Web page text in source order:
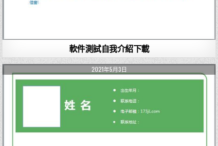
軟件測試自我介紹下載
2021年5月3日